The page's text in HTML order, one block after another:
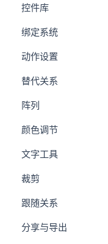
控件库
绑定系统
动作设置
替代关系
阵列
颜色调节
文字工具
裁剪
跟随关系
分享与导出